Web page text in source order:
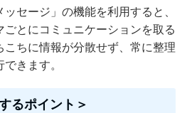
セージ」の機能を利用すると、
ごとにコミュニケーションを取る
こちに情報が分散せず、常に整理
きます。
るポイント＞